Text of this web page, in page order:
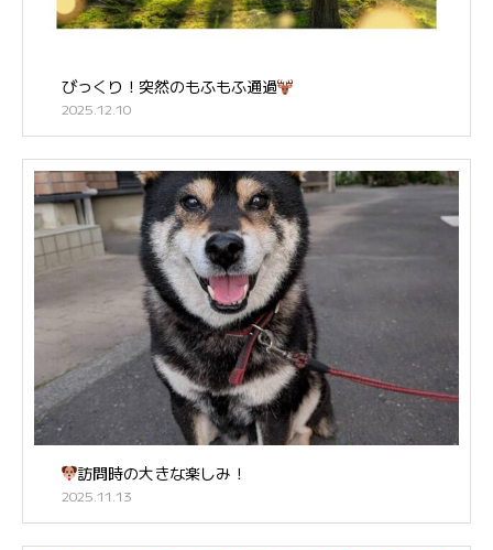
びっくり！突然のもふもふ通過
2025.12.10
訪問時の大きな楽しみ！
2025.11.13